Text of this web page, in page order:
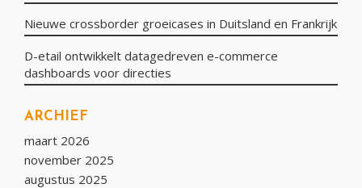
Nieuwe crossborder groeicases in Duitsland en Frankrijk
D-etail ontwikkelt datagedreven e-commerce
dashboards voor directies
ARCHIEF
maart 2026
november 2025
augustus 2025